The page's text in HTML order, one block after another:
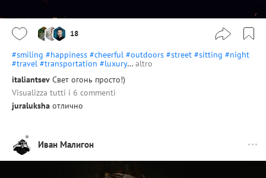
18
#smiling #happiness #cheerful #outdoors #street #sitting #night
#travel #transportation #luxury… altro
italiantsev Свет огонь просто!)
Visualizza tutti i 6 commenti
juraluksha отлично
Иван Малигон